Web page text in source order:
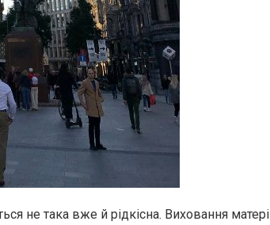
не така вже й рідкісна. Виховання матері